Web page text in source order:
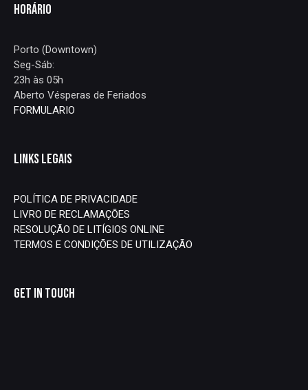
HORÁRIO
Porto (Downtown)
Seg-Sáb:
23h às 05h
Aberto Vésperas de Feriados
FORMULARIO
LINKS LEGAIS
POLÍTICA DE PRIVACIDADE
LIVRO DE RECLAMAÇÕES
RESOLUÇÃO DE LITÍGIOS ONLINE
TERMOS E CONDIÇÕES DE UTILIZAÇÃO
GET IN TOUCH